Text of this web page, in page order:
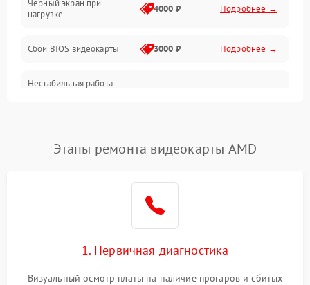
Электропитание
ПО
Электронные компоненты
Общие поломки
Черный экран при
нагрузке
4000 ₽ Подробнее →
Сбои BIOS видеокарты 3000 ₽ Подробнее →
Нестабильная работа
Этапы ремонта видеокарты AMD
1. Первичная диагностика
Визуальный осмотр платы на наличие прогаров и сбитых